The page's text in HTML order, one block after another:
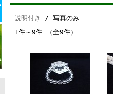
説明付き
/ 写真のみ
1件～9件 （全9件）